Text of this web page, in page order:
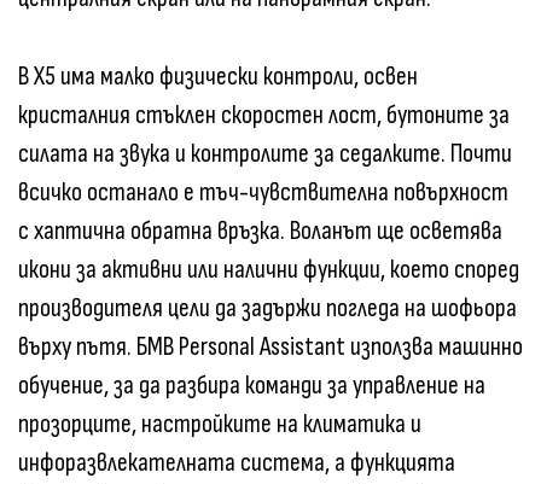
В X5 има малко физически контроли, освен
кристалния стъклен скоростен лост, бутоните за
силата на звука и контролите за седалките. Почти
всичко останало е тъч-чувствителна повърхност
с хаптична обратна връзка. Воланът ще осветява
икони за активни или налични функции, което според
производителя цели да задържи погледа на шофьора
върху пътя. БМВ Personal Assistant използва машинно
обучение, за да разбира команди за управление на
прозорците, настройките на климатика и
инфоразвлекателната система, а функцията